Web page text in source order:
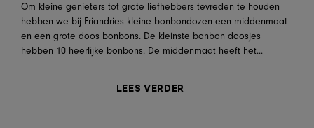
Om kleine genieters tot grote liefhebbers tevreden te houden
hebben we bij Friandries kleine bonbondozen een middenmaat
en een grote doos bonbons. De kleinste bonbon doosjes
hebben 10 heerlijke bonbons. De middenmaat heeft het...
LEES VERDER